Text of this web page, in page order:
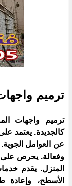
ترميم
ترميم واجهات
كالجديدة. يعتمد
عن العوامل
وفعالة. يحرص على
المنزل. يقدم
الأسطح،